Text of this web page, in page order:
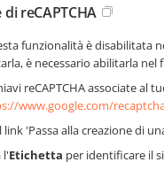
reCAPTCHA
funzionalità è disabilitata
è necessario abilitarla nel
reCAPTCHA associate al
www.google.com/
link 'Passa alla creazione di
l'Etichetta per identificare il